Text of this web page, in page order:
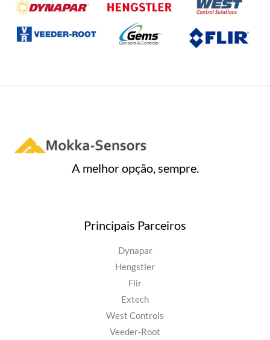
d
e
A melhor opção, sempre.
Principais Parceiros
Dynapar
Hengstler
Flir
Extech
West Controls
Veeder-Root